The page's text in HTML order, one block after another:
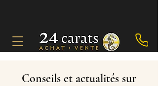
Conseils et actualités sur